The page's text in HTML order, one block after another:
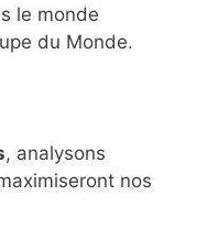
le monde
du Monde.
, analysons
nos